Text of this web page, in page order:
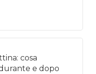
cosa
e dopo